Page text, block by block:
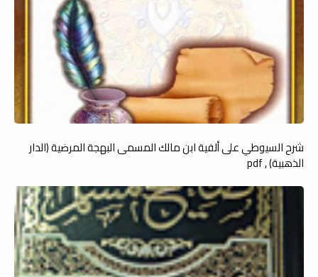
شرح السيوطي على ألفية ابن مالك المسمى البهجة المرضية (الدار
الذهبية) , pdf